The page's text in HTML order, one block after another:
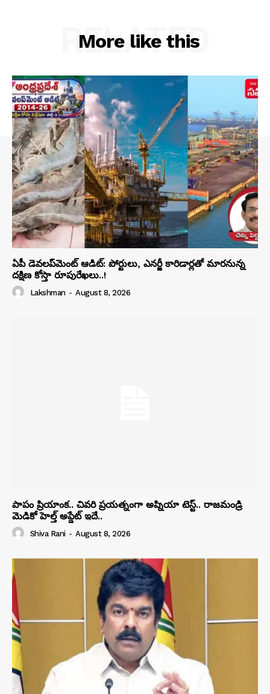
More like this
RELATED
ఏపీ డెవలప్‌మెంట్ ఆడిట్: పోర్టులు, ఎనర్జీ కారిడార్లతో మారనున్న
దక్షిణ కోస్తా రూపురేఖలు..!
Lakshman - August 8, 2026
పాపం ప్రియాంక.. చివరి ప్రయత్నంగా అప్నియా టెస్ట్.. రాజమండ్రి
మెడికో హెల్త్ అప్డేట్ ఇదే..
Shiva Rani - August 8, 2026